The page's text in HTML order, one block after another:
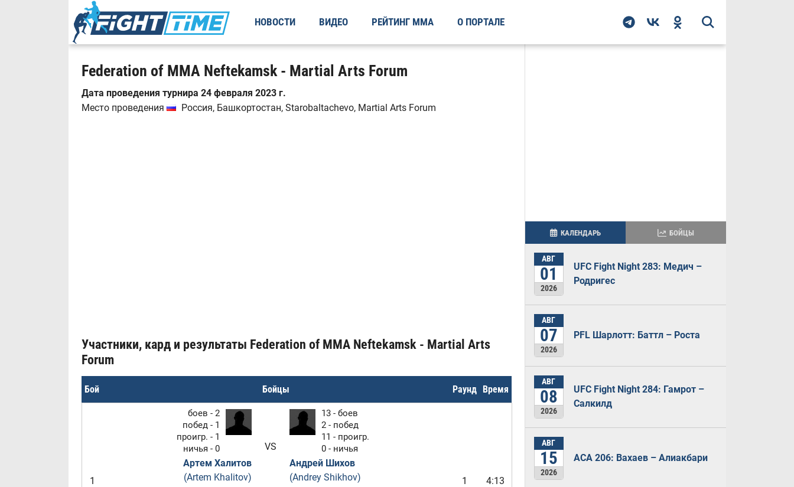
НОВОСТИ ВИДЕО РЕЙТИНГ ММА О ПОРТАЛЕ
Federation of MMA Neftekamsk - Martial Arts Forum
Дата проведения турнира 24 февраля 2023 г.
Место проведения
Россия, Башкортостан, Starobaltachevo, Martial Arts Forum
Участники, кард и результаты Federation of MMA Neftekamsk - Martial Arts
Forum
Бой Бойцы Раунд Время
1
боев - 2
побед - 1
проигр. - 1
ничья - 0
Артем Халитов
(Artem Khalitov)
VS
13 - боев
2 - побед
11 - проигр.
0 - ничья
Андрей Шихов
(Andrey Shikhov)
1 4:13
КАЛЕНДАРЬ БОЙЦЫ
АВГ
01
2026
UFC Fight Night 283: Медич –
Родригес
АВГ
07
2026
PFL Шарлотт: Баттл – Роста
АВГ
08
2026
UFC Fight Night 284: Гамрот –
Салкилд
АВГ
15
2026
ACA 206: Вахаев – Алиакбари